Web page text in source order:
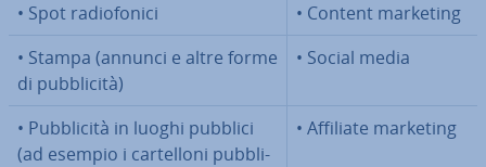
• Spot ra­dio­fo­ni­ci
• Content marketing
• Stampa (annunci e altre forme
di pub­bli­ci­tà)
• Social media
• Pub­bli­ci­tà in luoghi pubblici
(ad esempio i car­tel­lo­ni pub­bli­
• Affiliate marketing